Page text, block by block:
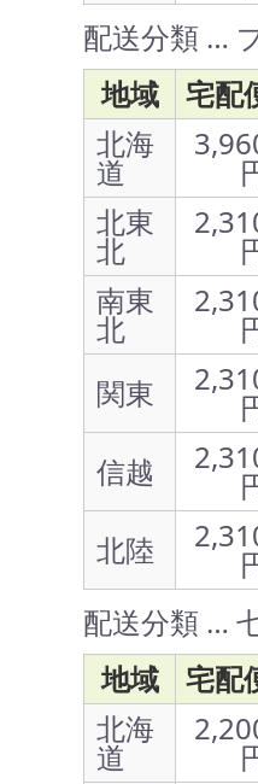
配送分類 …
地域
宅配
北海
道
北東
北
南東
北
関東
信越
北陸
配送分類 …
地域
宅配
北海
道